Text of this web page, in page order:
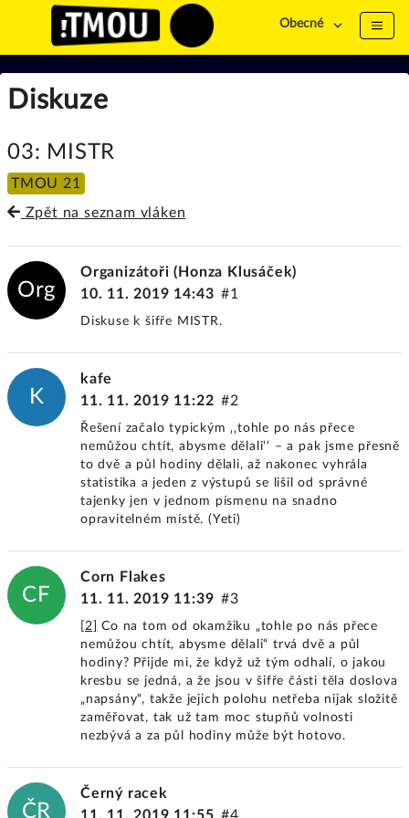
Obecné
Diskuze
03: MISTR
TMOU 21
Zpět na seznam vláken
Org
Organizátoři (Honza Klusáček)
#1
10. 11. 2019 14:43
Diskuse k šifře MISTR.
K
kafe
#2
11. 11. 2019 11:22
Řešení začalo typickým ‚‚tohle po nás přece
nemůžou chtít, abysme dělali‘‘ – a pak jsme přesně
to dvě a půl hodiny dělali, až nakonec vyhrála
statistika a jeden z výstupů se lišil od správné
tajenky jen v jednom písmenu na snadno
opravitelném místě. (Yeti)
CF
Corn Flakes
#3
11. 11. 2019 11:39
[2]
Co na tom od okamžiku „tohle po nás přece
nemůžou chtít, abysme dělali“ trvá dvě a půl
hodiny? Přijde mi, že když už tým odhalí, o jakou
kresbu se jedná, a že jsou v šifře části těla doslova
„napsány“, takže jejich polohu netřeba nijak složitě
zaměřovat, tak už tam moc stupňů volnosti
nezbývá a za půl hodiny může být hotovo.
ČR
Černý racek